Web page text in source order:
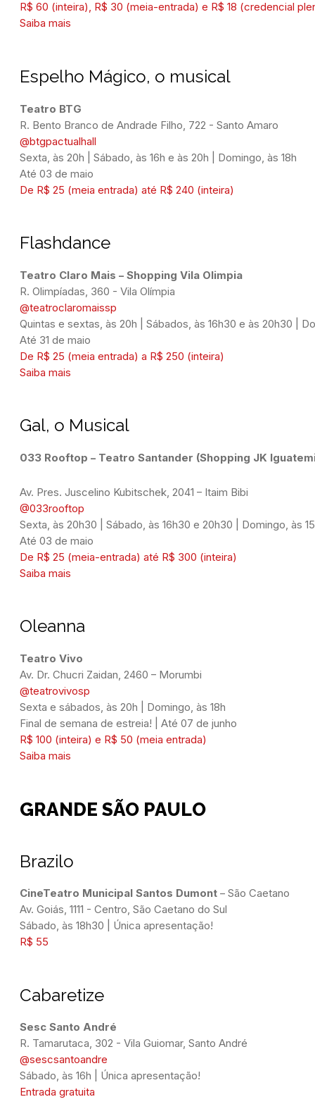
R$ 60 (inteira), R$ 30 (meia-entrada) e R$ 18 (credencial
Saiba mais
Espelho Mágico, o musical
@btgpactualhall
Sexta, às 20h | Sábado, às 16h e às 20h | Domingo, às 18h
Até 03 de maio
De R$ 25 (meia entrada) até R$ 240 (inteira)
Flashdance
@teatroclaromaissp
Quintas e sextas, às 20h | Sábados, às 16h30 e às 20h30 |
Até 31 de maio
De R$ 25 (meia entrada) a R$ 250 (inteira)
Saiba mais
Gal, o Musical
033 Rooftop – Teatro Santander (Shopping JK
Av. Pres. Juscelino Kubitschek, 2041 – Itaim Bibi
@033rooftop
Sexta, às 20h30 | Sábado, às 16h30 e 20h30 | Domingo, às
Até 03 de maio
De R$ 25 (meia-entrada) até R$ 300 (inteira)
Saiba mais
Oleanna
Teatro Vivo
Av. Dr. Chucri Zaidan, 2460 – Morumbi
@teatrovivosp
Sexta e sábados, às 20h | Domingo, às 18h
Final de semana de estreia! | Até 07 de junho
R$ 100 (inteira) e R$ 50 (meia entrada)
Saiba mais
GRANDE SÃO PAULO
Brazilo
CineTeatro Municipal Santos Dumont – São Caetano
Av. Goiás, 1111 - Centro, São Caetano do Sul
Sábado, às 18h30 | Única apresentação!
R$ 55
Cabaretize
@sescsantoandre
Sábado, às 16h | Única apresentação!
Entrada gratuita